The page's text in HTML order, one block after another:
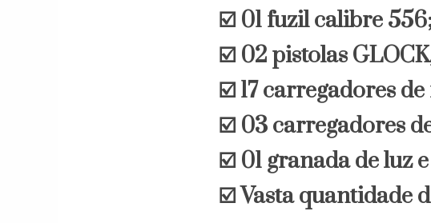
☑️ 01 fuzil calibre
☑️ 02 pistolas
☑️ 17 carregadores
☑️ 03 carregadores
☑️ 01 granada de luz
☑️ Vasta quantidade